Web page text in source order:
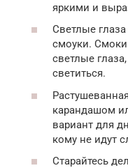
яркими и
Светлые
смоуки.
светлые
светиться.
карандашом
вариант для
кому не идут
Старайтесь